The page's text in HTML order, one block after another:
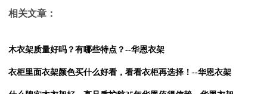
相关文章：
木衣架质量好吗？有哪些特点？--华恩衣架
衣柜里面衣架颜色买什么好看，看看衣柜再选择！--华恩衣架